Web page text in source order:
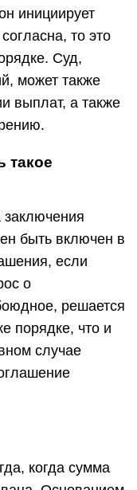
инициирует
то это
Суд,
может также
выплат, а также
такое
быть включен в
если
о
решается
порядке, что и
случае
когда сумма